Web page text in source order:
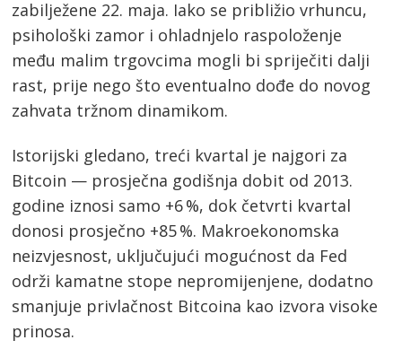
zabilježene 22. maja. Iako se približio vrhuncu,
psihološki zamor i ohladnjelo raspoloženje
među malim trgovcima mogli bi spriječiti dalji
rast, prije nego što eventualno dođe do novog
zahvata tržnom dinamikom.
Istorijski gledano, treći kvartal je najgori za
Bitcoin — prosječna godišnja dobit od 2013.
godine iznosi samo +6 %, dok četvrti kvartal
donosi prosječno +85 %. Makroekonomska
neizvjesnost, uključujući mogućnost da Fed
održi kamatne stope nepromijenjene, dodatno
smanjuje privlačnost Bitcoina kao izvora visoke
prinosa.